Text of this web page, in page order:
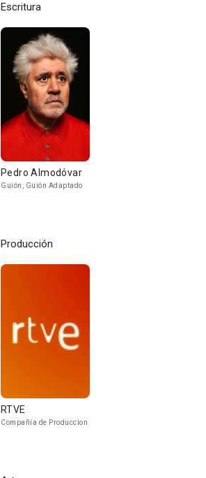
Escritura
Pedro Almodóvar
Guión, Guión Adaptado
Producción
RTVE
Compañía de Produccion